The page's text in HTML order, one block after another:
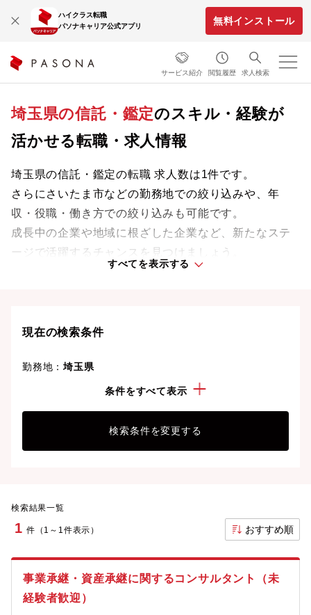
ハイクラス転職
パソナキャリア公式アプリ
無料インストール
サービス紹介 閲覧履歴 求人検索
埼玉県の信託・鑑定のスキル・経験が
活かせる転職・求人情報
埼玉県の信託・鑑定の転職 求人数は1件です。
さらにさいたま市などの勤務地での絞り込みや、年
収・役職・働き方での絞り込みも可能です。
成長中の企業や地域に根ざした企業など、新たなステ
ージで活躍するチャンスを見つけましょう。
埼玉県の転職事情、UIターン情報は
すべてを表示する
現在の検索条件
勤務地：埼玉県
信託・鑑定
条件をすべて表示
検索条件を変更する
検索結果一覧
1 件（1～1件表示） おすすめ順
事業承継・資産承継に関するコンサルタント（未
経験者歓迎）